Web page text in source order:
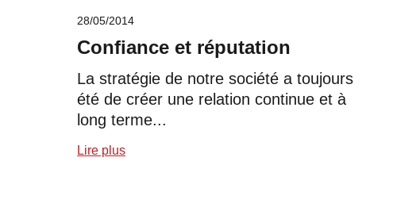
28/05/2014
Confiance et réputation
La stratégie de notre société a toujours
été de créer une relation continue et à
long terme...
Lire plus